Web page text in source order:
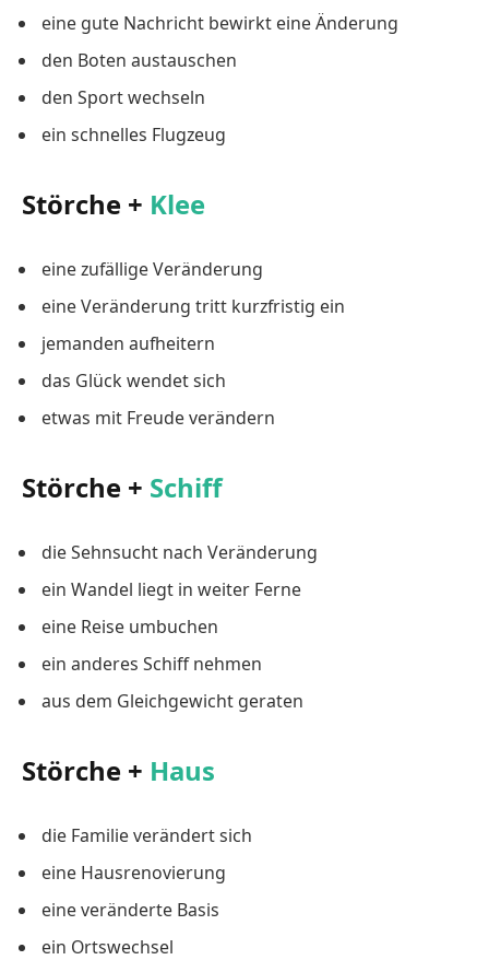
eine gute Nachricht bewirkt eine Änderung
den Boten austauschen
den Sport wechseln
ein schnelles Flugzeug
Störche + Klee
eine zufällige Veränderung
eine Veränderung tritt kurzfristig ein
jemanden aufheitern
das Glück wendet sich
etwas mit Freude verändern
Störche + Schiff
die Sehnsucht nach Veränderung
ein Wandel liegt in weiter Ferne
eine Reise umbuchen
ein anderes Schiff nehmen
aus dem Gleichgewicht geraten
Störche + Haus
die Familie verändert sich
eine Hausrenovierung
eine veränderte Basis
ein Ortswechsel